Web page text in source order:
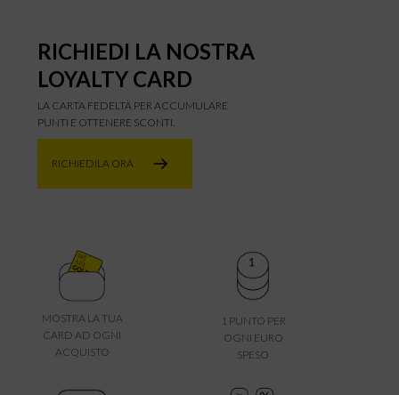
RICHIEDI LA NOSTRA
LOYALTY CARD
LA CARTA FEDELTÀ PER ACCUMULARE
PUNTI E OTTENERE SCONTI.
RICHIEDILA ORA
MOSTRA LA TUA
CARD AD OGNI
ACQUISTO
1 PUNTO PER
OGNI EURO
SPESO